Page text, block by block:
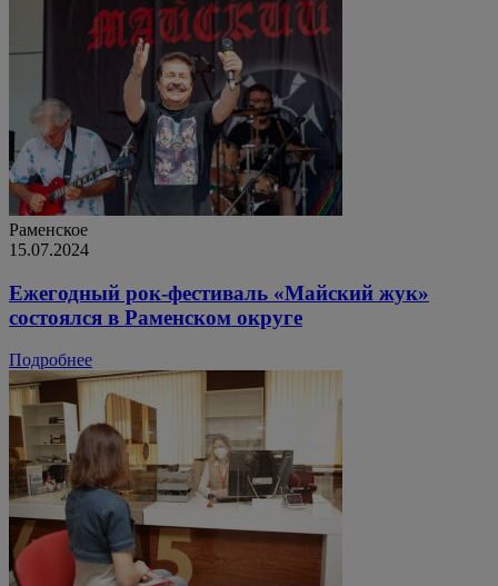
Раменское
15.07.2024
Ежегодный рок-фестиваль «Майский жук»
состоялся в Раменском округе
Подробнее